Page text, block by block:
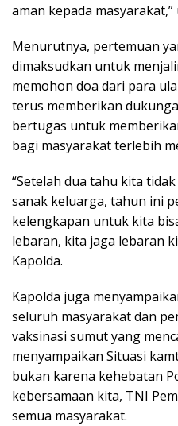
aman kepada masyarakat,”
Menurutnya, pertemuan
dimaksudkan untuk
memohon doa dari para
terus memberikan
bertugas untuk
bagi masyarakat terlebih
“Setelah dua tahu kita
sanak keluarga, tahun ini
kelengkapan untuk kita
lebaran, kita jaga lebaran
Kapolda.
Kapolda juga
seluruh masyarakat dan
vaksinasi sumut yang
menyampaikan Situasi
bukan karena kehebatan
kebersamaan kita, TNI
semua masyarakat.